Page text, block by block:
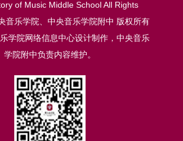
of Music Middle School Al
Rights
音乐学院、中央音乐学院附中 版权所有
学院网络信息中心设计制作，中央音乐
学院附中负责内容维护。